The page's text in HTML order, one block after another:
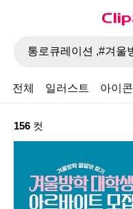
전체 일러스트 아이콘
156 컷